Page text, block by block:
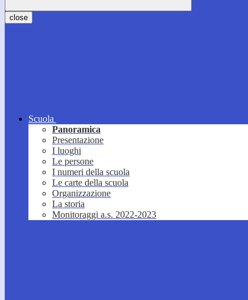
close
Scuola
Panoramica
Presentazione
I luoghi
Le persone
I numeri della scuola
Le carte della scuola
Organizzazione
La storia
Monitoraggi a.s. 2022-2023